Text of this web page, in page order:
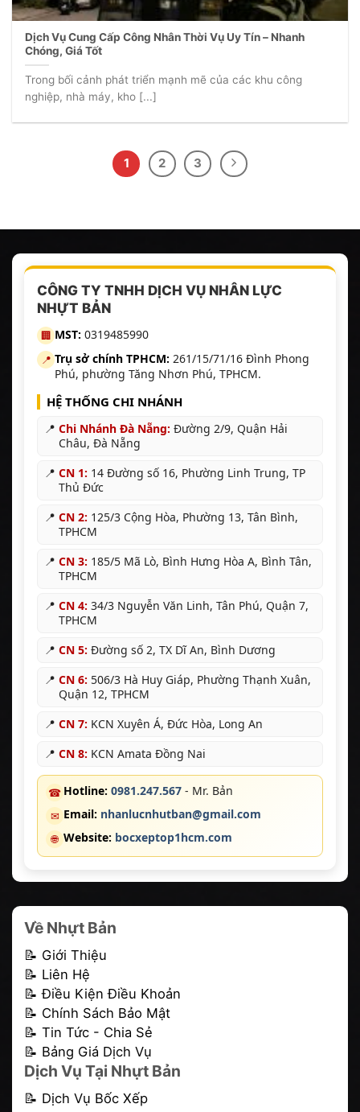
Dịch Vụ Cung Cấp Công Nhân Thời Vụ Uy Tín – Nhanh
Chóng, Giá Tốt
Trong bối cảnh phát triển mạnh mẽ của các khu công
nghiệp, nhà máy, kho [...]
1 2 3
CÔNG TY TNHH DỊCH VỤ NHÂN LỰC
NHỰT BẢN
🏢 MST: 0319485990
📍 Trụ sở chính TPHCM: 261/15/71/16 Đình Phong
Phú, phường Tăng Nhơn Phú, TPHCM.
HỆ THỐNG CHI NHÁNH
📍 Chi Nhánh Đà Nẵng: Đường 2/9, Quận Hải
Châu, Đà Nẵng
📍 CN 1: 14 Đường số 16, Phường Linh Trung, TP
Thủ Đức
📍 CN 2: 125/3 Cộng Hòa, Phường 13, Tân Bình,
TPHCM
📍 CN 3: 185/5 Mã Lò, Bình Hưng Hòa A, Bình Tân,
TPHCM
📍 CN 4: 34/3 Nguyễn Văn Linh, Tân Phú, Quận 7,
TPHCM
📍 CN 5: Đường số 2, TX Dĩ An, Bình Dương
📍 CN 6: 506/3 Hà Huy Giáp, Phường Thạnh Xuân,
Quận 12, TPHCM
📍 CN 7: KCN Xuyên Á, Đức Hòa, Long An
📍 CN 8: KCN Amata Đồng Nai
☎ Hotline: 0981.247.567 - Mr. Bản
✉ Email: nhanlucnhutban@gmail.com
🌐 Website: bocxeptop1hcm.com
Về Nhựt Bản
📝 Giới Thiệu
📝 Liên Hệ
📝 Điều Kiện Điều Khoản
📝 Chính Sách Bảo Mật
📝 Tin Tức - Chia Sẻ
📝 Bảng Giá Dịch Vụ
Dịch Vụ Tại Nhựt Bản
📝 Dịch Vụ Bốc Xếp